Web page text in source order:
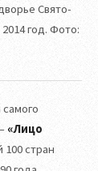
Свято-
год. Фото:
«Лицо
100 стран